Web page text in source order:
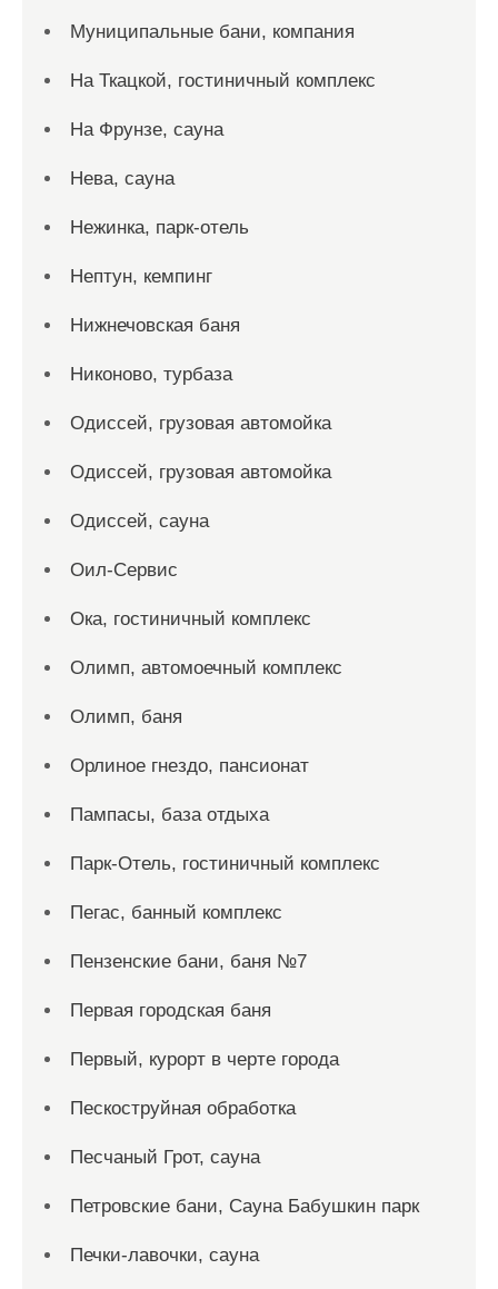
Муниципальные бани, компания
На Ткацкой, гостиничный комплекс
На Фрунзе, сауна
Нева, сауна
Нежинка, парк-отель
Нептун, кемпинг
Нижнечовская баня
Никоново, турбаза
Одиссей, грузовая автомойка
Одиссей, грузовая автомойка
Одиссей, сауна
Оил-Сервис
Ока, гостиничный комплекс
Олимп, автомоечный комплекс
Олимп, баня
Орлиное гнездо, пансионат
Пампасы, база отдыха
Парк-Отель, гостиничный комплекс
Пегас, банный комплекс
Пензенские бани, баня №7
Первая городская баня
Первый, курорт в черте города
Пескоструйная обработка
Песчаный Грот, сауна
Петровские бани, Сауна Бабушкин парк
Печки-лавочки, сауна